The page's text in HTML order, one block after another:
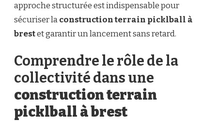
approche structurée est indispensable pour
sécuriser laconstruction terrain picklball à
brestet garantir un lancement sans retard.
Comprendre le rôle de la
collectivité dans une
construction terrain
picklball à brest